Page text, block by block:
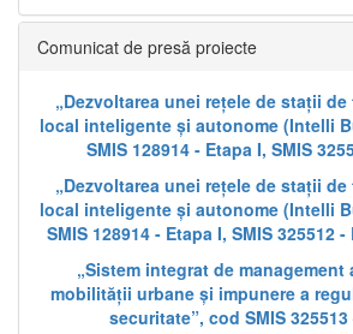
Comunicat de presă proiecte
„Dezvoltarea unei rețele de stații
local inteligente și autonome (Intelli
SMIS 128914 - Etapa I, SMIS
„Dezvoltarea unei rețele de stații
local inteligente și autonome (Intelli
SMIS 128914 - Etapa I, SMIS 325512
„Sistem integrat de
mobilității urbane și impunere a
securitate”, cod SMIS 325513